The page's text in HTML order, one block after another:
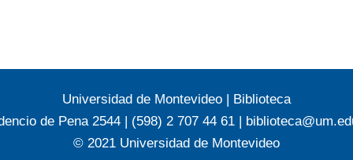
Universidad de Montevideo | Biblioteca
de Pena 2544 | (598) 2 707 44 61 |
© 2021 Universidad de Montevideo